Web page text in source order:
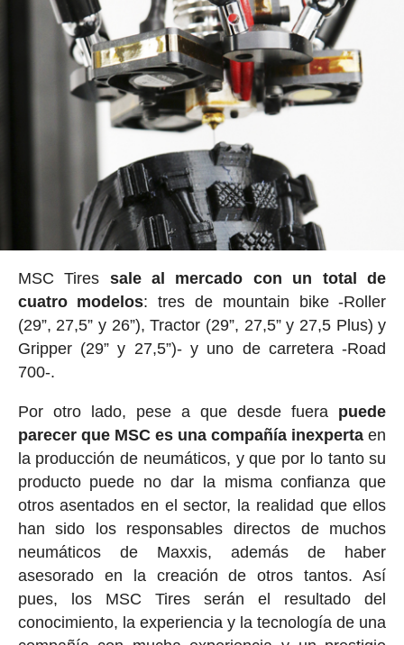
MSC Tires sale al mercado con un total de
cuatro modelos: tres de mountain bike -Roller
(29”, 27,5” y 26”), Tractor (29”, 27,5” y 27,5 Plus) y
Gripper (29” y 27,5”)- y uno de carretera -Road
700-.
Por otro lado, pese a que desde fuera puede
parecer que MSC es una compañía inexperta en
la producción de neumáticos, y que por lo tanto su
producto puede no dar la misma confianza que
otros asentados en el sector, la realidad que ellos
han sido los responsables directos de muchos
neumáticos de Maxxis, además de haber
asesorado en la creación de otros tantos. Así
pues, los MSC Tires serán el resultado del
conocimiento, la experiencia y la tecnología de una